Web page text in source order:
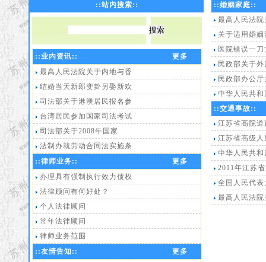
::站内搜索::
::业内资讯::
更多
最高人民法院关于内地与香
结婚当天新郎变卦另娶新欢
司法部关于港澳居民报名参
台湾居民参加国家司法考试
司法部关于2008年国家
法制办就劳动合同法实施条
::律师业务::
更多
办理具有强制执行效力债权
法律顾问有何好处？
个人法律顾问
常年法律顾问
律师业务范围
::友情告知::
更多
::婚姻家庭::
最高人民法
关于适用婚
医院错误一
民政部关于
民政部办公
中华人民共
::交通事故::
江苏省高院
江苏省高级
中华人民共
2011年江苏
全国人民代
最高人民法